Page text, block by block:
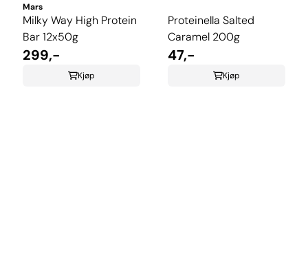
Mars
Milky Way High Protein
Bar 12x50g
299,-
Kjøp
Proteinella Salted
Caramel 200g
47,-
Kjøp